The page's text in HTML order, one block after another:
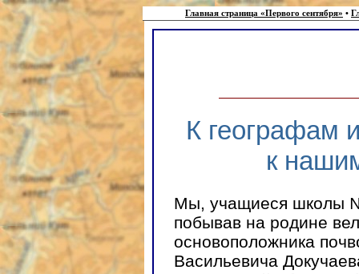
Главная страница «Первого сентября» •
К географам
к
Мы, учащиеся школы
побывав на родине
основоположника
Васильевича